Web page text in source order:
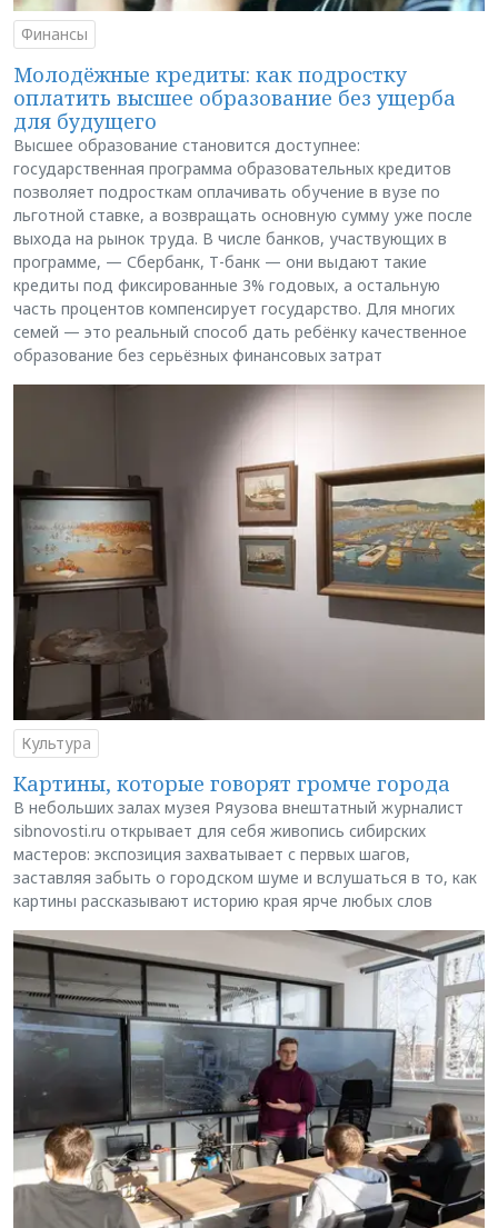
Финансы
Молодёжные кредиты: как подростку
оплатить высшее образование без ущерба
для будущего
Высшее образование становится доступнее:
государственная программа образовательных кредитов
позволяет подросткам оплачивать обучение в вузе по
льготной ставке, а возвращать основную сумму уже после
выхода на рынок труда. В числе банков, участвующих в
программе, — Сбербанк, Т-банк — они выдают такие
кредиты под фиксированные 3% годовых, а остальную
часть процентов компенсирует государство. Для многих
семей — это реальный способ дать ребёнку качественное
образование без серьёзных финансовых затрат
Культура
Картины, которые говорят громче города
В небольших залах музея Ряузова внештатный журналист
sibnovosti.ru открывает для себя живопись сибирских
мастеров: экспозиция захватывает с первых шагов,
заставляя забыть о городском шуме и вслушаться в то, как
картины рассказывают историю края ярче любых слов